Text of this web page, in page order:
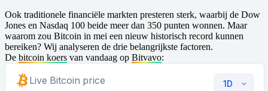
Ook traditionele financiële markten presteren sterk, waarbij de Dow
Jones en Nasdaq 100 beide meer dan 350 punten wonnen. Maar
waarom zou Bitcoin in mei een nieuw historisch record kunnen
bereiken? Wij analyseren de drie belangrijkste factoren.
De bitcoin koers van vandaag op Bitvavo: